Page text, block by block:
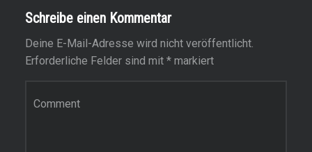
Schreibe einen Kommentar
Deine E-Mail-Adresse wird nicht veröffentlicht.
Erforderliche Felder sind mit *markiert